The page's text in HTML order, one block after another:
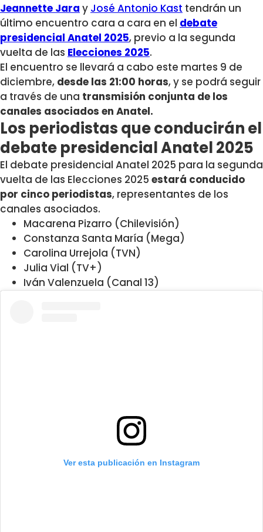
Jeannette Jara y José Antonio Kast tendrán un
último encuentro cara a cara en el debate
presidencial Anatel 2025, previo a la segunda
vuelta de las Elecciones 2025.
El encuentro se llevará a cabo este martes 9 de
diciembre, desde las 21:00 horas, y se podrá seguir
a través de una transmisión conjunta de los
canales asociados en Anatel.
Los periodistas que conducirán el
debate presidencial Anatel 2025
El debate presidencial Anatel 2025 para la segunda
vuelta de las Elecciones 2025 estará conducido
por cinco periodistas, representantes de los
canales asociados.
Macarena Pizarro (Chilevisión)
Constanza Santa María (Mega)
Carolina Urrejola (TVN)
Julia Vial (TV+)
Iván Valenzuela (Canal 13)
Ver esta publicación en Instagram